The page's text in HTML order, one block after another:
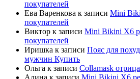
покупателей
Ева Варенкова к записи Mini
покупателей
Виктор к записи Mini Bikini X6
покупателей
Иришка к записи Пояс для
мужчин Купить
Ольга к записи Collamask
Алина к записи Mini Bikini X6